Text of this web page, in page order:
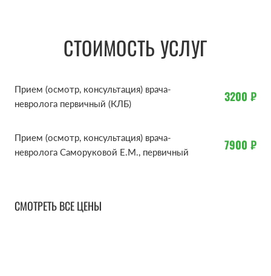
СТОИМОСТЬ УСЛУГ
Прием (осмотр, консультация) врача-
невролога первичный (КЛБ)
3200 ₽
Прием (осмотр, консультация) врача-
невролога Саморуковой Е.М., первичный
7900 ₽
СМОТРЕТЬ ВСЕ ЦЕНЫ